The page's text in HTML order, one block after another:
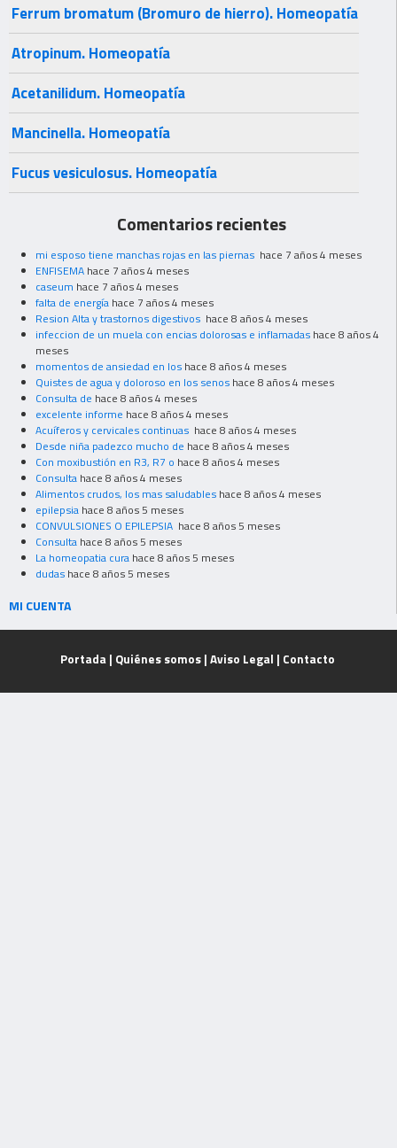
Ferrum bromatum (Bromuro de hierro). Homeopatía
Atropinum. Homeopatía
Acetanilidum. Homeopatía
Mancinella. Homeopatía
Fucus vesiculosus. Homeopatía
Comentarios recientes
mi esposo tiene manchas rojas en las piernas hace 7 años 4 meses
ENFISEMA hace 7 años 4 meses
caseum hace 7 años 4 meses
falta de energía hace 7 años 4 meses
Resion Alta y trastornos digestivos hace 8 años 4 meses
infeccion de un muela con encias dolorosas e inflamadas hace 8 años 4
meses
momentos de ansiedad en los hace 8 años 4 meses
Quistes de agua y doloroso en los senos hace 8 años 4 meses
Consulta de hace 8 años 4 meses
excelente informe hace 8 años 4 meses
Acuíferos y cervicales continuas hace 8 años 4 meses
Desde niña padezco mucho de hace 8 años 4 meses
Con moxibustión en R3, R7 o hace 8 años 4 meses
Consulta hace 8 años 4 meses
Alimentos crudos, los mas saludables hace 8 años 4 meses
epilepsia hace 8 años 5 meses
CONVULSIONES O EPILEPSIA hace 8 años 5 meses
Consulta hace 8 años 5 meses
La homeopatia cura hace 8 años 5 meses
dudas hace 8 años 5 meses
MI CUENTA
Portada | Quiénes somos| Aviso Legal | Contacto